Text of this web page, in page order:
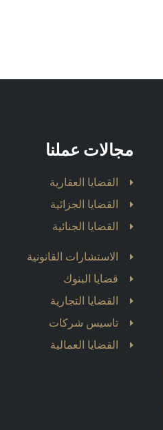
مجالات عملنا
القضايا العقارية
القضايا الجزائية
القضايا الجنائية
الاستشارات القانونية
قضايا البنوك
القضايا التجارية
تاسيس شركات
القضايا العمالية